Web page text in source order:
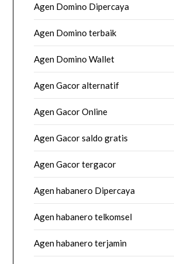
Agen Domino Dipercaya
Agen Domino terbaik
Agen Domino Wallet
Agen Gacor alternatif
Agen Gacor Online
Agen Gacor saldo gratis
Agen Gacor tergacor
Agen habanero Dipercaya
Agen habanero telkomsel
Agen habanero terjamin